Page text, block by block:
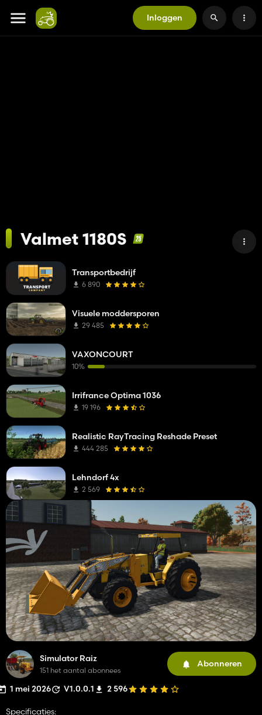
Inloggen
Valmet 1180S
Simulator Raiz
151 het aantal abonnees
Abonneren
1 mei 2026 V1.0.0.1 2 596
Specificaties:
Transportbedrijf
6 890
Visuele moddersporen
29 485
VAXONCOURT
10%
Irrifrance Optima 1036
19 196
Realistic RayTracing Reshade Preset
444 285
Lehndorf 4x
2 569